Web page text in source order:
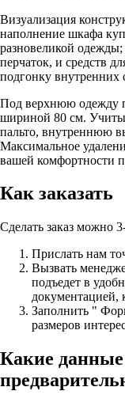
Визуализация
наполнение шкафа
разновеликой
перчаток, и средств
подгонку внутренних
Под верхнюю одежду
шириной 80 см.
пальто, внутреннюю
Максимальное
вашей комфортности
Как заказать
Сделать заказ можно
Прислать нам
Вызвать
подъедет в
документацией,
Заполнить "
размеров
Какие